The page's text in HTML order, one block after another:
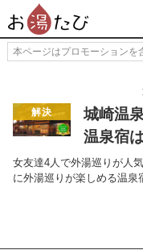
本ページはプロモーションを
解決
城崎温
温泉宿
女友達4人で外湯巡りが人
に外湯巡りが楽しめる温泉